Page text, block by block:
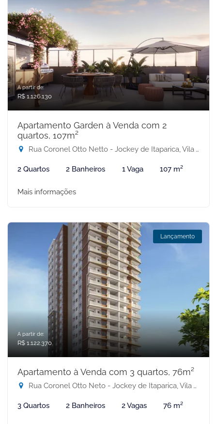
A partir de:
R$ 1.126.130
Apartamento Garden à Venda com 2
quartos, 107m²
Rua Coronel Otto Netto - Jockey de Itaparica, Vila Velha-ES
2 Quartos 2 Banheiros 1 Vaga 107 m²
Mais informações
Lançamento
A partir de:
R$ 1.122.370
Apartamento à Venda com 3 quartos, 76m²
Rua Coronel Otto Neto - Jockey de Itaparica, Vila Velha-ES
3 Quartos 2 Banheiros 2 Vagas 76 m²